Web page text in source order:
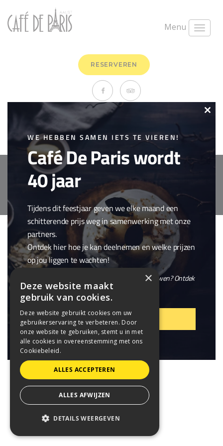
Menu
RESERVEREN
Kabeljauw op vel
juni 9th, 2020
0 Comments
Vis
Copyright © 2018 Cafe de Paris. All Rights Reserved.
webdesign byconversal
WE HEBBEN SAMEN IETS TE VIEREN!
Café De Paris wordt
40 jaar
Tijdens dit feestjaar geven we elke maand een
schitterende prijs weg in samenwerking met onze
partners.
Ontdek hier hoe je kan deelnemen en welke prijzen
op jou liggen te wachten!
En wil je niet alleen winnen, maar ook meebouwen? Ontdek
onze openstaandevacatures.
VIER MEE!
×
Deze website maakt
gebruik van cookies.
Deze website gebruikt cookies om uw
gebruikerservaring te verbeteren. Door
onze website te gebruiken, stemt u in met
alle cookies in overeenstemming met ons
Cookiebeleid.
ALLES ACCEPTEREN
ALLES AFWIJZEN
DETAILS WEERGEVEN
STRIKT NOODZAKELIJK